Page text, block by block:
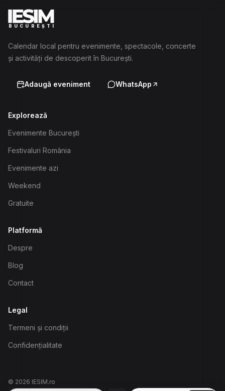
BUCUREȘTI
Calendar local pentru evenimente, spectacole, concerte
și activități de descoperit în București.
Adaugă eveniment WhatsApp
Explorează
Evenimente București
Festivaluri România
Evenimente azi
Weekend
Gratuite
Platformă
Despre
Blog
Contact
Legal
Termeni și condiții
Confidențialitate
© 2026 IESIM.ro